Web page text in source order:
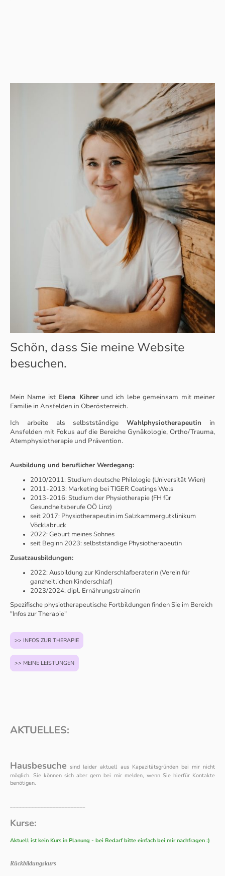
Schön, dass Sie meine Website
besuchen.
Mein Name ist Elena Kihrerund ich lebe gemeinsam mit meiner
Familie in Ansfelden in Oberösterreich.
Ich arbeite als selbstständigeWahlphysiotherapeutin in
Ansfelden mit Fokus auf die Bereiche Gynäkologie, Ortho/Trauma,
Atemphysiotherapie und Prävention.
Ausbildung und beruflicher Werdegang:
2010/2011: Studium deutsche Philologie (Universität Wien)
2011-2013: Marketing bei TIGER Coatings Wels
2013-2016: Studium der Physiotherapie (FH für
Gesundheitsberufe OÖ Linz)
seit 2017: Physiotherapeutin im Salzkammergutklinikum
Vöcklabruck
2022: Geburt meines Sohnes
seit Beginn 2023: selbstständige Physiotherapeutin
Zusatzausbildungen:
2022: Ausbildung zur Kinderschlafberaterin (Verein für
ganzheitlichen Kinderschlaf)
2023/2024: dipl. Ernährungstrainerin
Spezifische physiotherapeutische Fortbildungen finden Sie im Bereich
"Infos zur Therapie"
>> INFOS ZUR THERAPIE
>> MEINE LEISTUNGEN
AKTUELLES:
Hausbesuche sind leider aktuell aus Kapazitätsgründen bei mir nicht
möglich. Sie können sich aber gern bei mir melden, wenn Sie hierfür Kontakte
benötigen.
_________________________
Kurse:
Aktuell ist kein Kurs in Planung - bei Bedarf bitte einfach bei mir nachfragen :)
Rückbildungskurs